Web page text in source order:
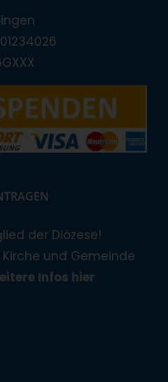
der Diözese!
und Gemeinde
Infos hier